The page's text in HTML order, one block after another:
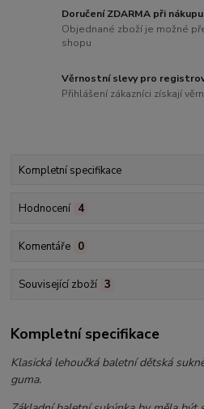
Doručení ZDARMA při
Objednané zboží je možné
shopu
Věrnostní slevy pro
Přihlášení zákazníci získají
Kompletní specifikace
Hodnocení 4
Komentáře 0
Související zboží 3
Kompletní specifikace
Klasická lehoučká baletní dětská
guma.